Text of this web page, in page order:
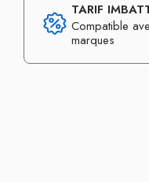
TARIF
Compatible
marques